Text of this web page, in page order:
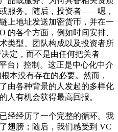
服务。随后，投资者——嗯，
地址发送加密货币，并在一
的各个方面，例如时间安排、
类型、团队构成以及投资者所
定，而不是由任何把关者
台）控制。这正是中心化中介
本没有存在的必要。然而，
由各种背景的人发起的多样化
人有机会获得最高回报。
经经历了一个完整的循环。我
翅膀；随后，我们感受到 VC